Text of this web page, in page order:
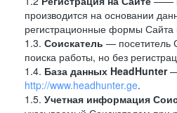
производится на основании
регистрационные формы Сайта
1.3. Соискатель — посетитель
поиска работы, но без
1.4. База данных HeadHunter—
http://www.headhunter.ge.
1.5. Учетная информация